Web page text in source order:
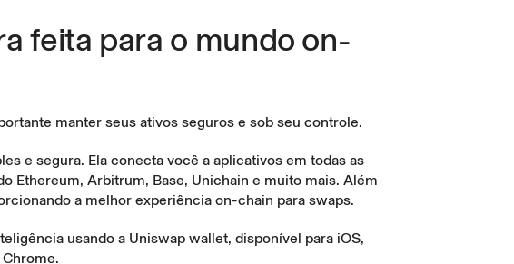
feita para o mundo on-
manter seus ativos seguros e sob seu controle.
e segura. Ela conecta você a aplicativos em todas as
Ethereum, Arbitrum, Base, Unichain e muito mais. Além
a melhor experiência on-chain para swaps.
usando a Uniswap wallet, disponível para iOS,